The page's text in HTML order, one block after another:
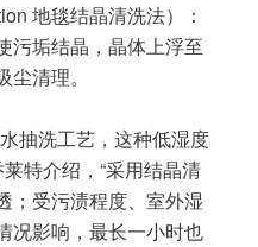
地毯结晶清洗法）：
污垢结晶，晶体上浮至
清理。
抽洗工艺，这种低湿度
特介绍，“采用结晶清
；受污渍程度、室外湿
况影响，最长一小时也